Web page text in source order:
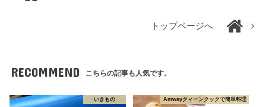
トップページへ
RECOMMEND こちらの記事も人気です。
いきもの Amwayクィーンクックで簡単料理